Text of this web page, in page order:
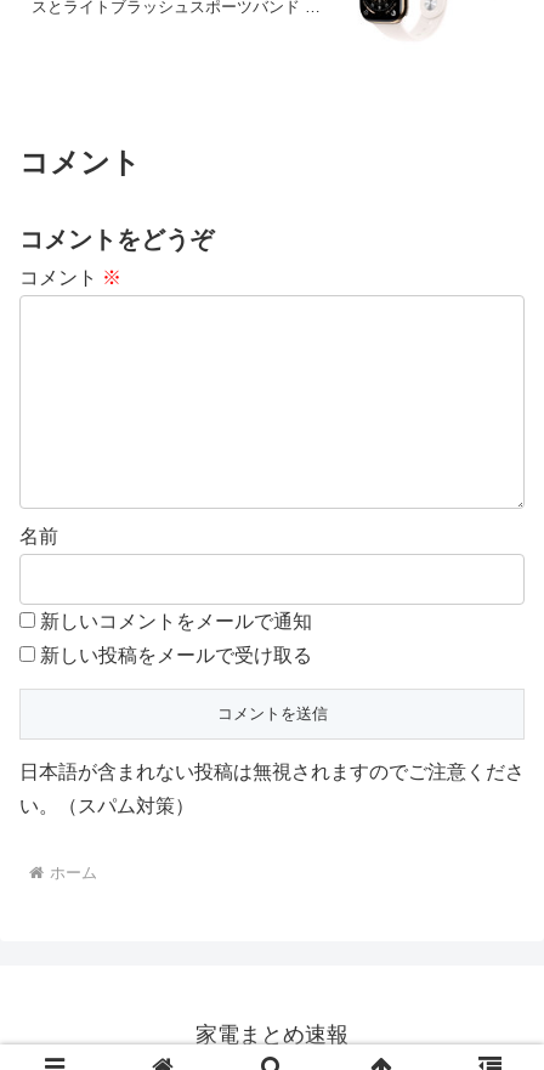
スとライトブラッシュスポーツバンド –
コメント
コメントをどうぞ
コメント ※
名前
新しいコメントをメールで通知
新しい投稿をメールで受け取る
日本語が含まれない投稿は無視されますのでご注意くださ
い。（スパム対策）
ホーム
家電まとめ速報